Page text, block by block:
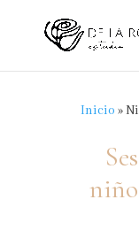
Inicio »